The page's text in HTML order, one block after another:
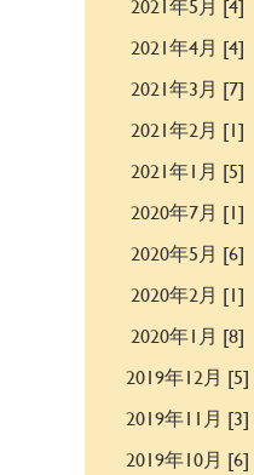
2021年5月 [4]
2021年4月 [4]
2021年3月 [7]
2021年2月 [1]
2021年1月 [5]
2020年7月 [1]
2020年5月 [6]
2020年2月 [1]
2020年1月 [8]
2019年12月 [5]
2019年11月 [3]
2019年10月 [6]